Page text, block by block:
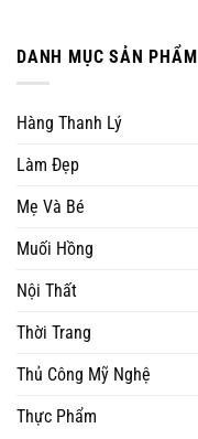
DANH MỤC SẢN PHẨM
Hàng Thanh Lý
Làm Đẹp
Mẹ Và Bé
Muối Hồng
Nội Thất
Thời Trang
Thủ Công Mỹ Nghệ
Thực Phẩm